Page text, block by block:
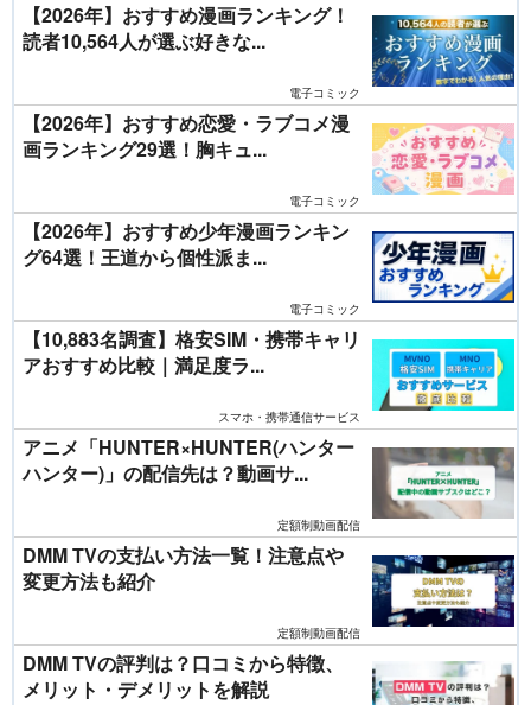
【2026年】おすすめ漫画ランキング！
読者10,564人が選ぶ好きな...
電子コミック
【2026年】おすすめ恋愛・ラブコメ漫
画ランキング29選！胸キュ...
電子コミック
【2026年】おすすめ少年漫画ランキン
グ64選！王道から個性派ま...
電子コミック
【10,883名調査】格安SIM・携帯キャリ
アおすすめ比較｜満足度ラ...
スマホ・携帯通信サービス
アニメ「HUNTER×HUNTER(ハンター
ハンター)」の配信先は？動画サ...
定額制動画配信
DMM TVの支払い方法一覧！注意点や
変更方法も紹介
定額制動画配信
DMM TVの評判は？口コミから特徴、
メリット・デメリットを解説